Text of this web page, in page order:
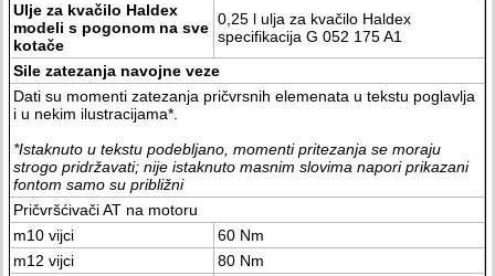
Ulje za kvačilo Haldex
modeli s pogonom na sve
kotače
0,25 l ulja za kvačilo Haldex
specifikacija G 052 175 A1
Sile zatezanja navojne veze
Dati su momenti zatezanja pričvrsnih elemenata u tekstu poglavlja
i u nekim ilustracijama*.
*Istaknuto u tekstu podebljano, momenti pritezanja se moraju
strogo pridržavati; nije istaknuto masnim slovima napori prikazani
fontom samo su približni
Pričvršćivači AT na motoru
m10 vijci
60 Nm
m12 vijci
80 Nm